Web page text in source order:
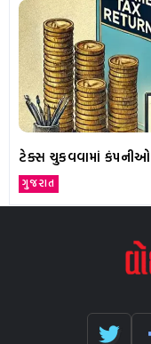
ટેક્સ ચુકવવામાં
ગુજરાત